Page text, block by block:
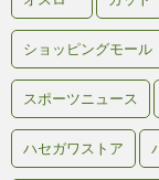
ショッピングモール
スポーツニュース
ハセガワストア